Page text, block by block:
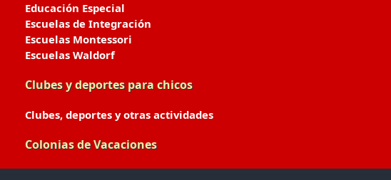
Educación Especial
Escuelas de Integración
Escuelas Montessori
Escuelas Waldorf
Clubes y deportes para chicos
Clubes, deportes y otras actividades
Colonias de Vacaciones